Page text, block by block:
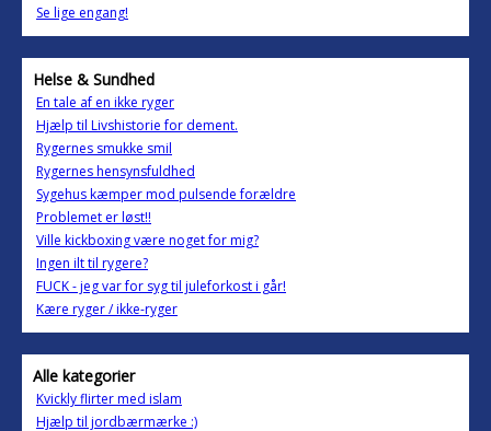
Se lige engang!
Helse & Sundhed
En tale af en ikke ryger
Hjælp til Livshistorie for dement.
Rygernes smukke smil
Rygernes hensynsfuldhed
Sygehus kæmper mod pulsende forældre
Problemet er løst!!
Ville kickboxing være noget for mig?
Ingen ilt til rygere?
FUCK - jeg var for syg til juleforkost i går!
Kære ryger / ikke-ryger
Alle kategorier
Kvickly flirter med islam
Hjælp til jordbærmærke :)